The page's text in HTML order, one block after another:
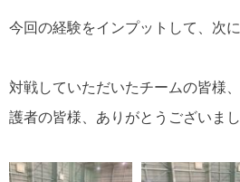
今回の経験をインプットして、次
対戦していただいたチームの皆様
護者の皆様、ありがとうございまし